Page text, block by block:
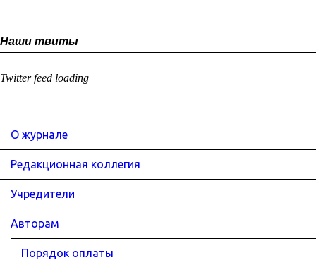
Наши твиты
Twitter feed loading
О журнале
Редакционная коллегия
Учредители
Авторам
Порядок оплаты